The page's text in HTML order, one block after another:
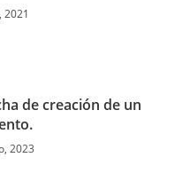
2021
de creación de un
2023